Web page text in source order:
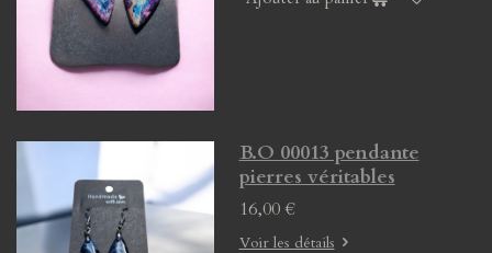
B.O 00013 pendante
pierres véritables
16,00 €
Voir les détails